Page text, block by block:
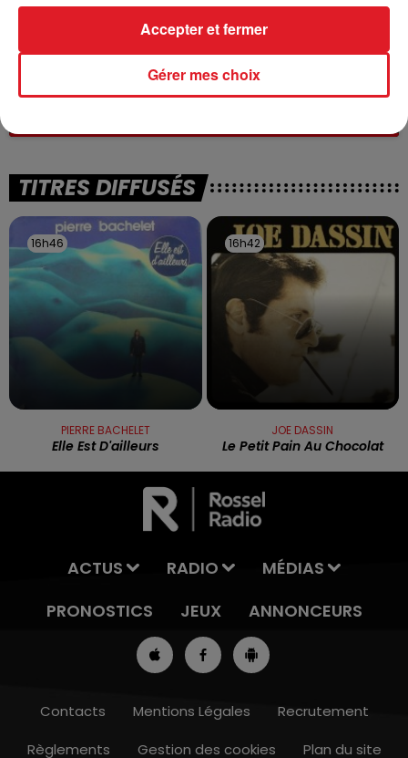
WINGLES: UN JEUNE PERD LA VIE, NOYÉ À
La victime a coulé à pic
TITRES DIFFUSÉS
16h46
16h46
PIERRE BACHELET
Elle Est D'ailleurs
16h42
16h42
JOE DASSIN
Le Petit Pain Au Chocolat
ACTUS RADIO
MÉDIAS
PRONOSTICS
JEUX ANNONCEURS
Contacts Mentions Légales
Recrutement
Règlements
Gestion des cookies Plan du site
Gérer mes choix
Accepter et fermer